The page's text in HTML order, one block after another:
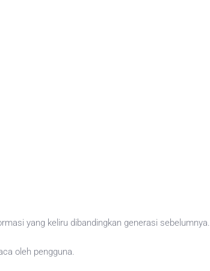
yang keliru dibandingkan generasi sebelumnya.
oleh pengguna.